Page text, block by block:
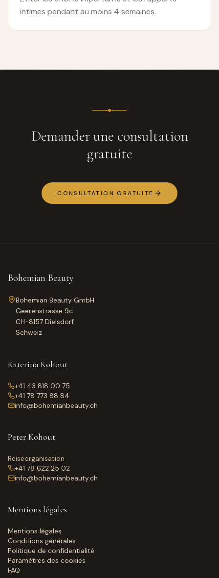
intimes pendant au moins 4 semaines.
Demander une consultation
gratuite
CONSULTATION GRATUITE
Bohemian Beauty
Bohemian Beauty GmbH
Geerenstrasse 9c
CH-8157 Dielsdorf
Schweiz
Katerina Kohout
+41 43 818 00 75
+41 78 773 88 84
info@bohemianbeauty.ch
Peter Kohout
Reiseorganisation
+41 78 622 25 02
info@bohemianbeauty.ch
Mentions légales
Mentions légales
Conditions générales
Politique de confidentialité
Paramètres des cookies
FAQ